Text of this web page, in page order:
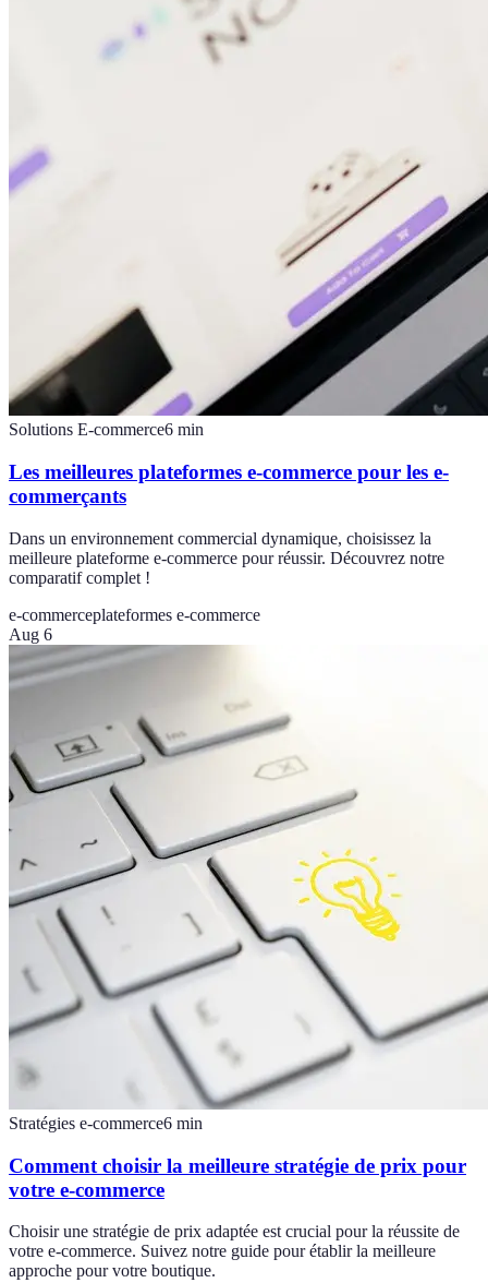
Solutions E-commerce6 min
Les meilleures plateformes e-commerce pour les e-
commerçants
Dans un environnement commercial dynamique, choisissez la
meilleure plateforme e-commerce pour réussir. Découvrez notre
comparatif complet !
e-commerceplateformes e-commerce
Aug 6
Stratégies e-commerce6 min
Comment choisir la meilleure stratégie de prix pour
votre e-commerce
Choisir une stratégie de prix adaptée est crucial pour la réussite de
votre e-commerce. Suivez notre guide pour établir la meilleure
approche pour votre boutique.